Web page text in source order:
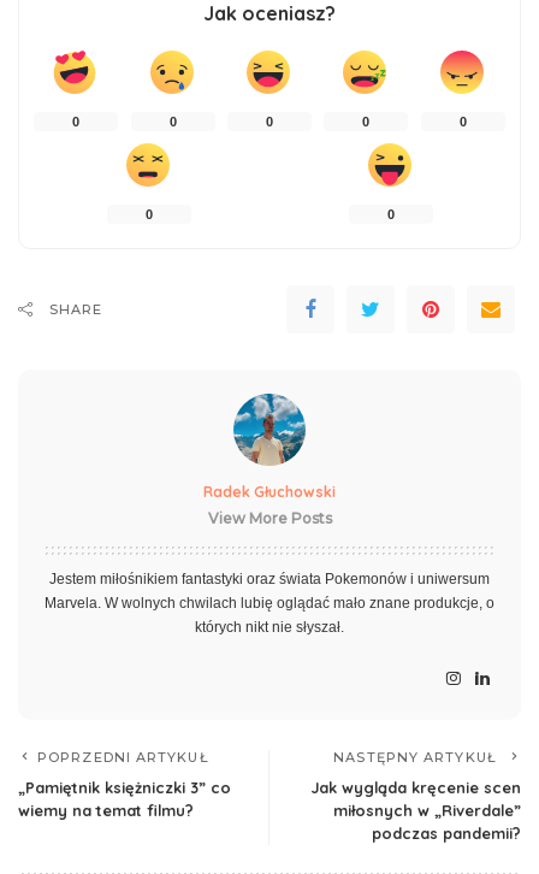
Jak oceniasz?
0 0 0 0 0
0 0
SHARE
Radek Głuchowski
View More Posts
Jestem miłośnikiem fantastyki oraz świata Pokemonów i uniwersum
Marvela. W wolnych chwilach lubię oglądać mało znane produkcje, o
których nikt nie słyszał.
POPRZEDNI ARTYKUŁ
„Pamiętnik księżniczki 3” co
wiemy na temat filmu?
NASTĘPNY ARTYKUŁ
Jak wygląda kręcenie scen
miłosnych w „Riverdale”
podczas pandemii?